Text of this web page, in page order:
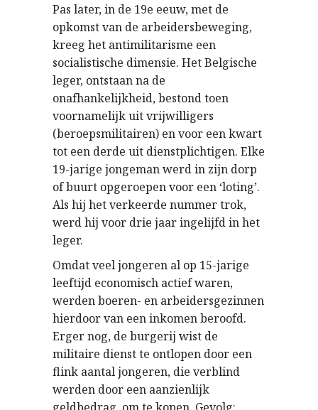
Pas later, in de 19e eeuw, met de
opkomst van de arbeidersbeweging,
kreeg het antimilitarisme een
socialistische dimensie. Het Belgische
leger, ontstaan na de
onafhankelijkheid, bestond toen
voornamelijk uit vrijwilligers
(beroepsmilitairen) en voor een kwart
tot een derde uit dienstplichtigen. Elke
19-jarige jongeman werd in zijn dorp
of buurt opgeroepen voor een ‘loting’.
Als hij het verkeerde nummer trok,
werd hij voor drie jaar ingelijfd in het
leger.
Omdat veel jongeren al op 15-jarige
leeftijd economisch actief waren,
werden boeren- en arbeidersgezinnen
hierdoor van een inkomen beroofd.
Erger nog, de burgerij wist de
militaire dienst te ontlopen door een
flink aantal jongeren, die verblind
werden door een aanzienlijk